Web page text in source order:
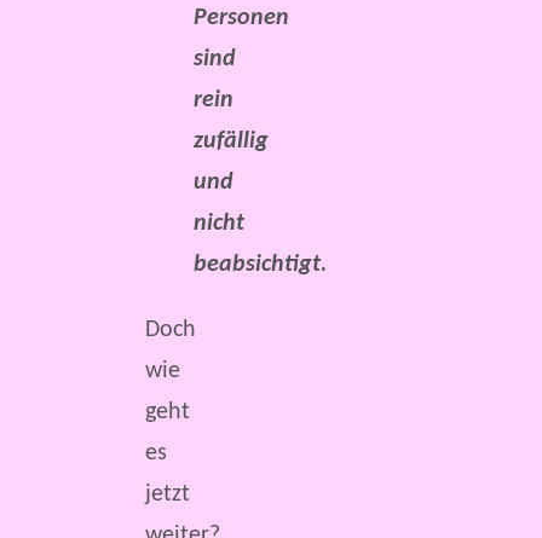
Personen
sind
rein
zufällig
und
nicht
beabsichtigt.
Doch
wie
geht
es
jetzt